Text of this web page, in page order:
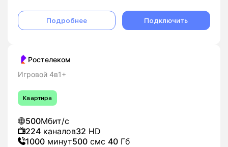
Подробнее Подключить
Ростелеком
Игровой 4в1+
Квартира
500Мбит/с
224 каналов32 HD
1000 минут500 смс 40 Гб